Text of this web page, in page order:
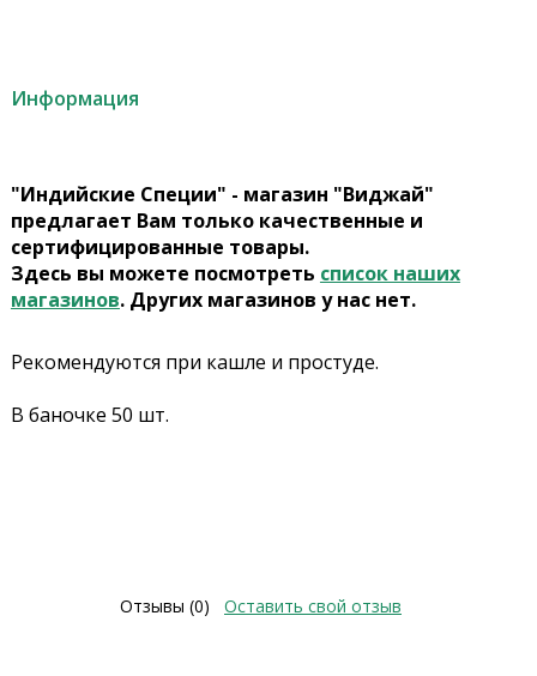
Информация
"Индийские Специи" - магазин "Виджай"
предлагает Вам только качественные и
сертифицированные товары.
Здесь вы можете посмотреть список наших
магазинов. Других магазинов у нас нет.
Рекомендуются при кашле и простуде.
В баночке 50 шт.
Отзывы (0) Оставить свой отзыв